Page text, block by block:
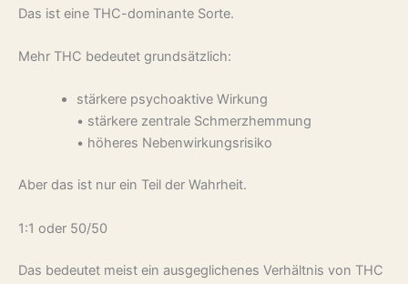
Das ist eine THC-dominante Sorte.
Mehr THC bedeutet grundsätzlich:
stärkere psychoaktive Wirkung
• stärkere zentrale Schmerzhemmung
• höheres Nebenwirkungsrisiko
Aber das ist nur ein Teil der Wahrheit.
1:1 oder 50/50
Das bedeutet meist ein ausgeglichenes Verhältnis von THC